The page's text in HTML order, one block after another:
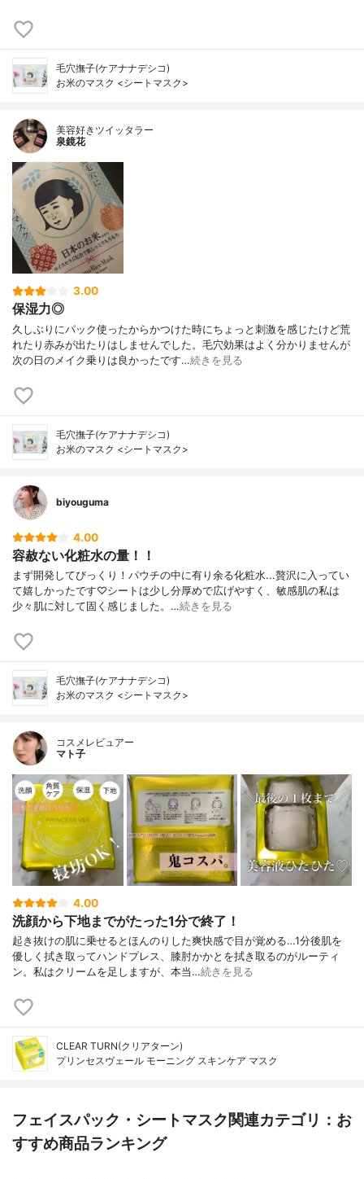
毛穴撫子(ケアナナデシコ)
お米のマスク <シートマスク>
美容好きツイッタラー
泉鏡花
3.00
保湿力◎
久しぶりにパック使ったからかつけた時にちょっと刺激を感じたけど荒
れたり赤みが出たりはしませんでした。毛穴効果はよく分かりませんが
次の日のメイク乗りは良かったです…続きを見る
毛穴撫子(ケアナナデシコ)
お米のマスク <シートマスク>
biyouguma
4.00
容赦ない化粧水の量！！
まず開発してびっくり！パウチの中に有り余る化粧水...贅沢に入ってい
て嬉しかったです♡シートは少し分厚めで広げやすく、敏感肌の私は
少々肌に対して固く感じました。…続きを見る
毛穴撫子(ケアナナデシコ)
お米のマスク <シートマスク>
コスメレビュアー
マト子
4.00
洗顔から下地までがたった1分で終了！
起き抜けの肌に乗せるとほんのりした爽快感で目が覚める…1分後肌を
優しく拭き取ってハンドプレス、膝肘かかとを拭き取るのがルーティ
ン。私はクリームを足しますが、本当…続きを見る
CLEAR TURN(クリアターン)
プリンセスヴェール モーニング スキンケア マスク
フェイスパック・シートマスク関連カテゴリ：お
すすめ商品ランキング